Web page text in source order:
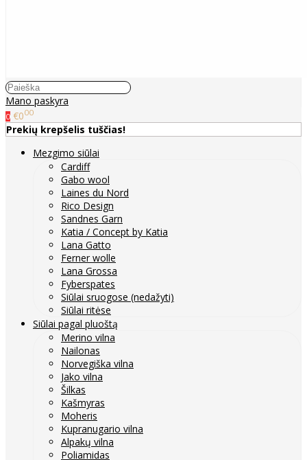
Mano paskyra
0 €000
Prekių krepšelis tuščias!
Mezgimo siūlai
Cardiff
Gabo wool
Laines du Nord
Rico Design
Sandnes Garn
Katia / Concept by Katia
Lana Gatto
Ferner wolle
Lana Grossa
Fyberspates
Siūlai sruogose (nedažyti)
Siūlai ritėse
Siūlai pagal pluoštą
Merino vilna
Nailonas
Norvegiška vilna
Jako vilna
Šilkas
Kašmyras
Moheris
Kupranugario vilna
Alpakų vilna
Poliamidas